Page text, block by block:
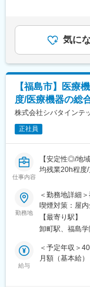
展開していま
療従事者間で
分野の医療機
い合わせへの
＜営業スタイ
基本的には既
す。
【業務の範囲
（雇入れ直後）
（変更の範囲）
■研修体制：
入社後は研修
きますので、
たグループ独
【研修（1）：
基礎を学べる
います。
【研修（2）：
■はたらき方：
440万円賃金
する可能性が
気に
【福島市】医療
度/医療機器の総
株式会社シバタインテ
正社員
仕事内容
【安定性◎/地
均残業20h程度
■業務概要：
・医療機関の
案・販売を行
耗品からスタ
大型の医療機
きます。地域
勤務地
＜勤務地詳細
喫煙対策：屋
【最寄り駅】
卸町駅、福島
給与
＜予定年収＞
月額（基本給